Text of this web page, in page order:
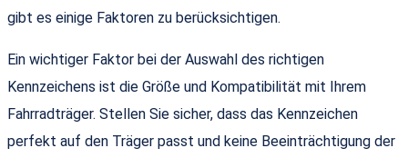
gibt es einige Faktoren zu berücksichtigen.
Ein wichtiger Faktor bei der Auswahl des richtigen
Kennzeichens ist die Größe und Kompatibilität mit Ihrem
Fahrradträger. Stellen Sie sicher, dass das Kennzeichen
perfekt auf den Träger passt und keine Beeinträchtigung der